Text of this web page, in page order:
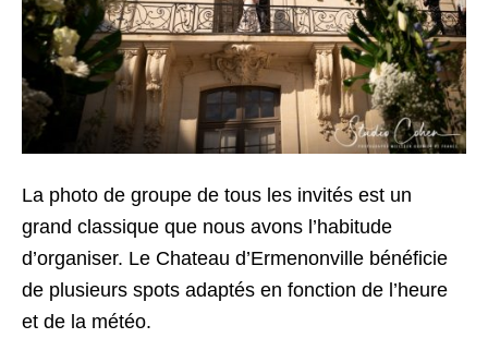
La photo de groupe de tous les invités est un
grand classique que nous avons l’habitude
d’organiser. Le Chateau d’Ermenonville bénéficie
de plusieurs spots adaptés en fonction de l’heure
et de la météo.